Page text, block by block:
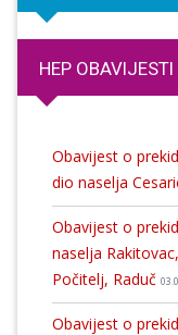
HEP OBAVIJESTI
Obavijest o
dio naselja
Obavijest o
naselja
Počitelj, Raduč
Obavijest o